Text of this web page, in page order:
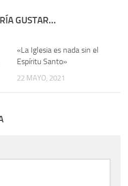
GUSTAR...
«La Iglesia es nada sin el
Espíritu Santo»
22 MAYO, 2021